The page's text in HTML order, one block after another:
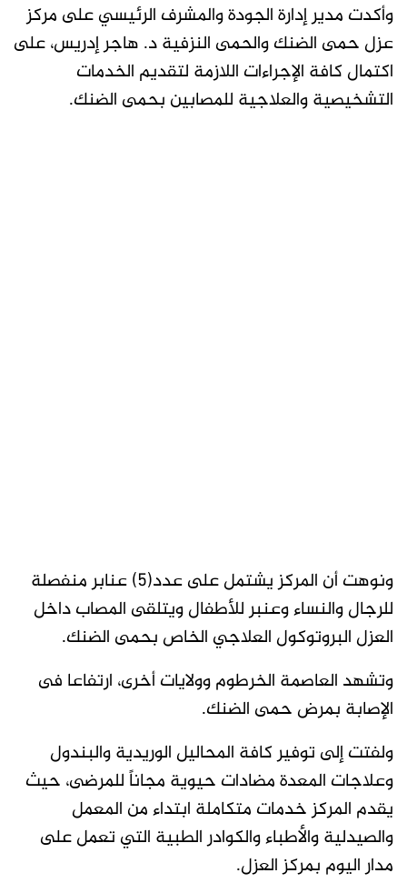
وأكدت مدير إدارة الجودة والمشرف الرئيسي على مركز
عزل حمى الضنك والحمى النزفية د. هاجر إدريس، على
اكتمال كافة الإجراءات اللازمة لتقديم الخدمات
التشخيصية والعلاجية للمصابين بحمى الضنك.
ونوهت أن المركز يشتمل على عدد(٥) عنابر منفصلة
للرجال والنساء وعنبر للأطفال ويتلقى المصاب داخل
العزل البروتوكول العلاجي الخاص بحمى الضنك.
وتشهد العاصمة الخرطوم وولايات أخرى، ارتفاعا فى
الإصابة بمرض حمى الضنك.
ولفتت إلى توفير كافة المحاليل الوريدية والبندول
وعلاجات المعدة مضادات حيوية مجاناً للمرضى، حيث
يقدم المركز خدمات متكاملة ابتداء من المعمل
والصيدلية والأطباء والكوادر الطبية التي تعمل على
مدار اليوم بمركز العزل.